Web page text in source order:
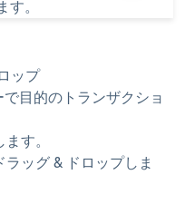
ップ
で目的のトランザクショ
す。
ッグ & ドロップしま